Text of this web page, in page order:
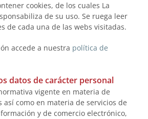
cookies, de los cuales La
de su uso. Se ruega leer
de cada una de las webs visitadas.
accede a nuestra política de
datos de carácter personal
vigente en materia de
así como en materia de servicios de
y de comercio electrónico,